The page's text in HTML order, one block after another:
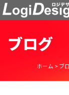
通販物流専門 低価
ブログ
ホーム >ブ